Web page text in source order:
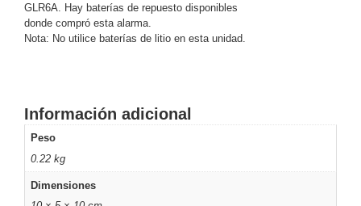
EnergíaPoE
de Largo
Sistemas
Completos
Megapixel
de 4
Canales
GLR6A. Hay baterías de repuesto disponibles
donde compró esta alarma.
Nota: No utilice baterías de litio en esta unidad.
Información adicional
Peso
0.22 kg
Dimensiones